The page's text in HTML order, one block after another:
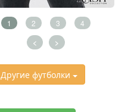
1 2 3 4
< >
Другие футболки